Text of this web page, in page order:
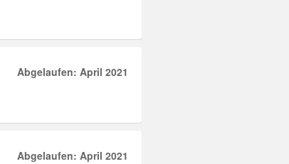
Abgelaufen: April 2021
Abgelaufen: April 2021